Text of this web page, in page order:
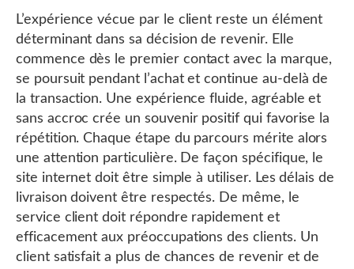
L’expérience vécue par le client reste un élément
déterminant dans sa décision de revenir. Elle
commence dès le premier contact avec la marque,
se poursuit pendant l’achat et continue au-delà de
la transaction. Une expérience fluide, agréable et
sans accroc crée un souvenir positif qui favorise la
répétition. Chaque étape du parcours mérite alors
une attention particulière. De façon spécifique, le
site internet doit être simple à utiliser. Les délais de
livraison doivent être respectés. De même, le
service client doit répondre rapidement et
efficacement aux préoccupations des clients. Un
client satisfait a plus de chances de revenir et de